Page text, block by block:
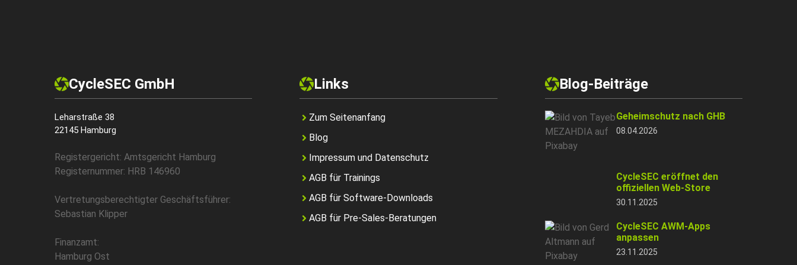
CycleSEC GmbH
Leharstraße 38
22145 Hamburg
Registergericht: Amtsgericht Hamburg
Registernummer: HRB 146960
Vertretungsberechtigter Geschäftsführer:
Sebastian Klipper
Finanzamt:
Hamburg Ost
Links
Zum Seitenanfang
Blog
Impressum und Datenschutz
AGB für Trainings
AGB für Software-Downloads
AGB für Pre-Sales-Beratungen
Blog-Beiträge
Geheimschutz nach GHB
08.04.2026
CycleSEC eröffnet den
offiziellen Web-Store
30.11.2025
CycleSEC AWM-Apps
anpassen
23.11.2025